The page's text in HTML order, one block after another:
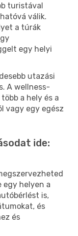
turistával
válik.
a túrák
egy helyi
utazási
A wellness-
a hely és a
vagy egy egész
ide:
egy helyen a
is,
és
és